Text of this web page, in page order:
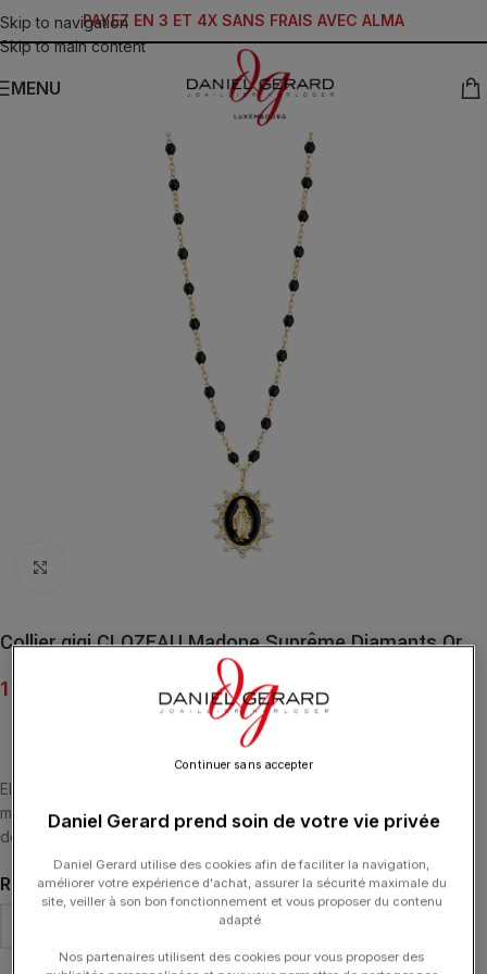
Skip to navigation
Skip to main content
PAYEZ EN 3 ET 4X SANS FRAIS AVEC ALMA
MENU
Collier gigi CLOZEAU Madone Suprême Diamants Or
1 195.00
Elle nous protège au quotidien, tel un précieux talisman. Collier
madone suprême gigi CLOZEAU or 18 carats, 12 diamants et perles
de résine.
RÉSINE
Daniel Gerard prend soin de votre vie privée
Daniel Gerard utilise des cookies afin de faciliter la navigation,
améliorer votre expérience d'achat, assurer la sécurité maximale du
site, veiller à son bon fonctionnement et vous proposer du contenu
adapté.
Nos partenaires utilisent des cookies pour vous proposer des
Continuer sans accepter